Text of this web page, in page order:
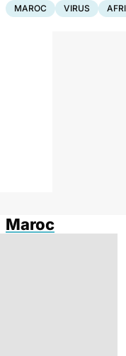
MAROC VIRUS
Maroc